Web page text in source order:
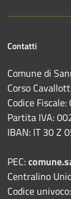
Contatti
Comune di
Corso
Codice
Partita IVA:
IBAN: IT 30 Z
PEC:
Centralino
Codice